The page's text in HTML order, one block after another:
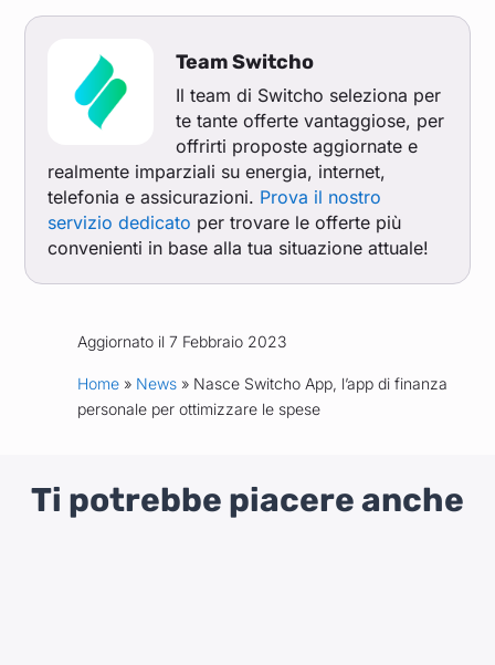
Team Switcho
Il team di Switcho seleziona per
te tante offerte vantaggiose, per
offrirti proposte aggiornate e
realmente imparziali su energia, internet,
telefonia e assicurazioni. Prova il nostro
servizio dedicato per trovare le offerte più
convenienti in base alla tua situazione attuale!
Aggiornato il 7 Febbraio 2023
Home» News» Nasce Switcho App, l’app di finanza
personale per ottimizzare le spese
Ti potrebbe piacere anche